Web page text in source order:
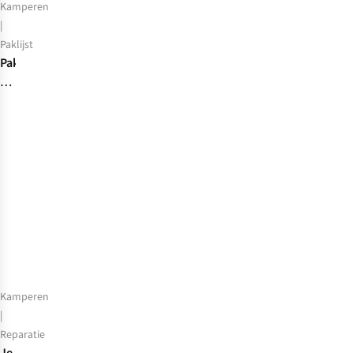
Kamperen
|
Paklijst
Paklijst:
wat
Kamperen
|
Reparatie